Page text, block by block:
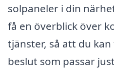
solpaneler i din
få en överblick över
tjänster, så att du
beslut som passar